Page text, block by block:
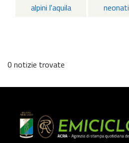
alpini l'aquila
neonati
0 notizie trovate